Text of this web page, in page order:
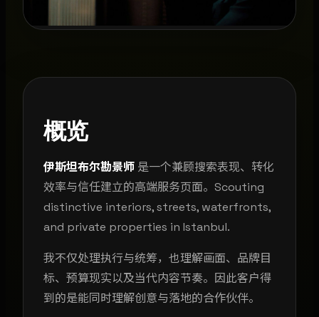
概览
伊斯坦布尔勘景师 是一个兼顾搜索表现、转化
效率与信任建立的高端服务页面。Scouting
distinctive interiors, streets, waterfronts,
and private properties in Istanbul.
我不仅处理执行与统筹，也理解画面、品牌目
标、预算现实以及当代内容节奏。因此客户得
到的是能同时理解创意与落地的合作伙伴。